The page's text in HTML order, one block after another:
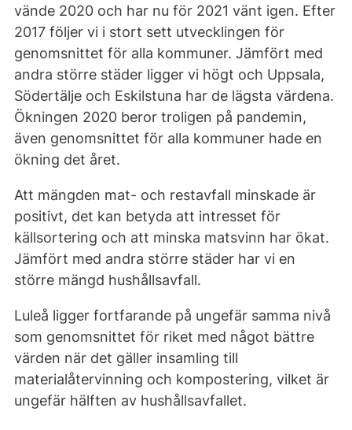
vände 2020 och har nu för 2021 vänt igen. Efter
2017 följer vi i stort sett utvecklingen för
genomsnittet för alla kommuner. Jämfört med
andra större städer ligger vi högt och Uppsala,
Södertälje och Eskilstuna har de lägsta värdena.
Ökningen 2020 beror troligen på pandemin,
även genomsnittet för alla kommuner hade en
ökning det året.
Att mängden mat- och restavfall minskade är
positivt, det kan betyda att intresset för
källsortering och att minska matsvinn har ökat.
Jämfört med andra större städer har vi en
större mängd hushållsavfall.
Luleå ligger fortfarande på ungefär samma nivå
som genomsnittet för riket med något bättre
värden när det gäller insamling till
materialåtervinning och kompostering, vilket är
ungefär hälften av hushållsavfallet.